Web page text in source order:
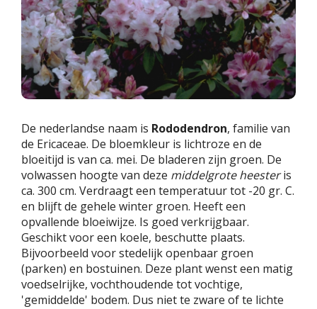
De nederlandse naam is Rododendron, familie van
de Ericaceae. De bloemkleur is lichtroze en de
bloeitijd is van ca. mei. De bladeren zijn groen. De
volwassen hoogte van deze middelgrote heesteris
ca. 300 cm. Verdraagt een temperatuur tot -20 gr. C.
en blijft de gehele winter groen. Heeft een
opvallende bloeiwijze. Is goed verkrijgbaar.
Geschikt voor een koele, beschutte plaats.
Bijvoorbeeld voor stedelijk openbaar groen
(parken) en bostuinen. Deze plant wenst een matig
voedselrijke, vochthoudende tot vochtige,
'gemiddelde' bodem. Dus niet te zware of te lichte